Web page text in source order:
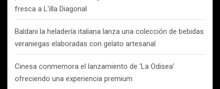
fresca a L’illa Diagonal
Baldani la heladería italiana lanza una colección de bebidas
veraniegas elaboradas con gelato artesanal
Cinesa conmemora el lanzamiento de ‘La Odisea’
ofreciendo una experiencia premium